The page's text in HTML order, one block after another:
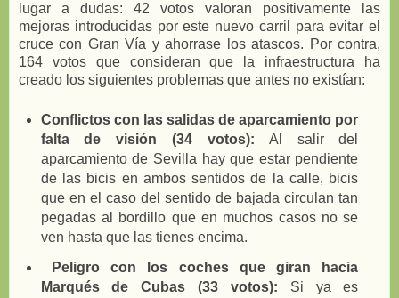
lugar a dudas: 42 votos valoran positivamente las
mejoras introducidas por este nuevo carril para evitar el
cruce con Gran Vía y ahorrase los atascos. Por contra,
164 votos que consideran que la infraestructura ha
creado los siguientes problemas que antes no existían:
Conflictos con las salidas de aparcamiento por
falta de visión (34 votos): Al salir del
aparcamiento de Sevilla hay que estar pendiente
de las bicis en ambos sentidos de la calle, bicis
que en el caso del sentido de bajada circulan tan
pegadas al bordillo que en muchos casos no se
ven hasta que las tienes encima.
Peligro con los coches que giran hacia
Marqués de Cubas (33 votos): Si ya es